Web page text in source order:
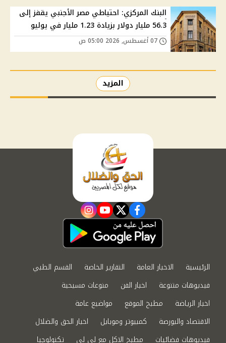
البنك المركزي: احتياطي مصر الأجنبي يقفز إلى
56.3 مليار دولار بزيادة 1.23 مليار في يوليو
المزيد
facebook
twitter
youtube
instagram
الرئيسية الاخبار العامة التقارير الخاصة
القسم الطبي
فيديوهات متنوعة
اخبار الفن
منوعات مسيحية
اخبار الرياضة
مطبخ الموقع
مواضيع عامة
الاقتصاد والبورصة
كمبيوتر وموبايل
اخبار الحق والضلال
فيديوهات فضائيات
مطبخ الاكل مع لى لى تكنولوجيا